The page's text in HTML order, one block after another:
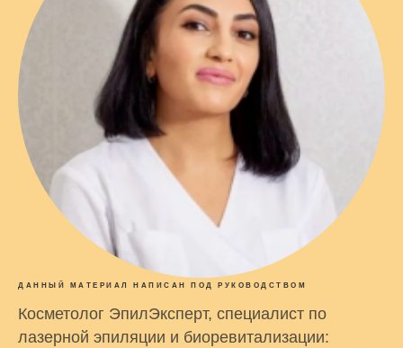
ДАННЫЙ МАТЕРИАЛ НАПИСАН ПОД РУКОВОДСТВОМ
Косметолог ЭпилЭксперт, специалист по
лазерной эпиляции и биоревитализации: